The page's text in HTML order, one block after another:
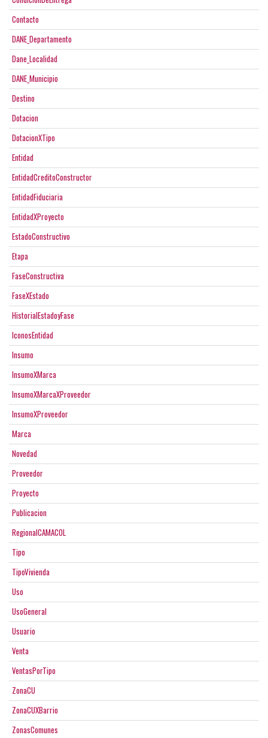
Contacto
DANE_Departamento
Dane_Localidad
DANE_Municipio
Destino
Dotacion
DotacionXTipo
Entidad
EntidadCreditoConstructor
EntidadFiduciaria
EntidadXProyecto
EstadoConstructivo
Etapa
FaseConstructiva
FaseXEstado
HistorialEstadoyFase
IconosEntidad
Insumo
InsumoXMarca
InsumoXMarcaXProveedor
InsumoXProveedor
Marca
Novedad
Proveedor
Proyecto
Publicacion
RegionalCAMACOL
Tipo
TipoVivienda
Uso
UsoGeneral
Usuario
Venta
VentasPorTipo
ZonaCU
ZonaCUXBarrio
ZonasComunes